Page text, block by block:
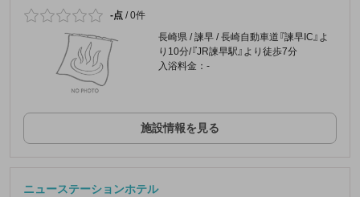
-点 /0件
長崎県 / 諫早 / 長崎自動車道『諫早IC』よ
り10分/『JR諫早駅』より徒歩7分
入浴料金：-
施設情報を見る
ニューステーションホテル